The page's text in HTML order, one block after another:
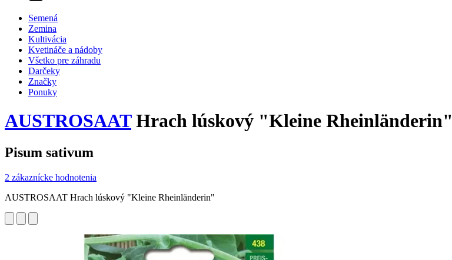
Semená
Zemina
Kultivácia
Kvetináče a nádoby
Všetko pre záhradu
Darčeky
Značky
Ponuky
AUSTROSAATHrach lúskový "Kleine Rheinländerin"
Pisum sativum
2 zákaznícke hodnotenia
AUSTROSAAT Hrach lúskový "Kleine Rheinländerin"